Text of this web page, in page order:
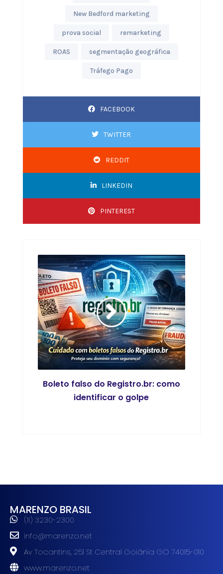
New Bedford marketing
prova social remarketing
ROAS segmentação geográfica
Tráfego Pago
FACEBOOK
TWITTER
REDDIT
LINKEDIN
PINTEREST
Boleto falso do Registro.br: como
identificar o golpe
MARENZO BRASIL
(11) 3230-2300
info@marenzo.net
Av Tocantins, 251 St Central Goiânia GO 74015-010
www.marenzo.net